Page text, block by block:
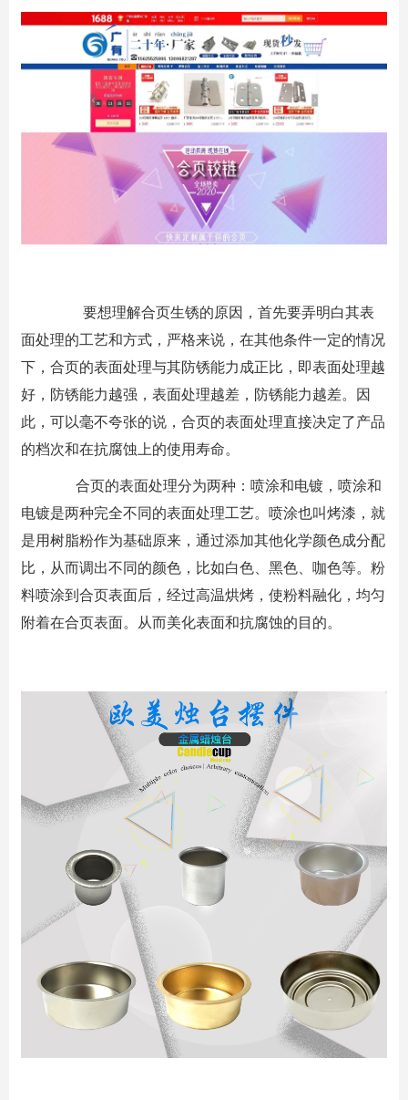
要想理解合页生锈的原因，首先要弄明白其表
面处理的工艺和方式，严格来说，在其他条件一定的情况
下，合页的表面处理与其防锈能力成正比，即表面处理越
好，防锈能力越强，表面处理越差，防锈能力越差。因
此，可以毫不夸张的说，合页的表面处理直接决定了产品
的档次和在抗腐蚀上的使用寿命。
合页的表面处理分为两种：喷涂和电镀，喷涂和
电镀是两种完全不同的表面处理工艺。喷涂也叫烤漆，就
是用树脂粉作为基础原来，通过添加其他化学颜色成分配
比，从而调出不同的颜色，比如白色、黑色、咖色等。粉
料喷涂到合页表面后，经过高温烘烤，使粉料融化，均匀
附着在合页表面。从而美化表面和抗腐蚀的目的。